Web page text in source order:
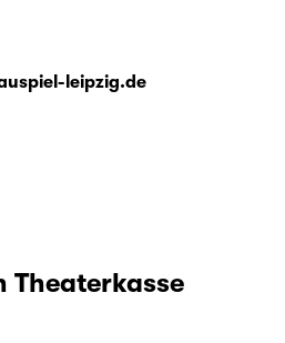
leipzig.de
Theaterkasse